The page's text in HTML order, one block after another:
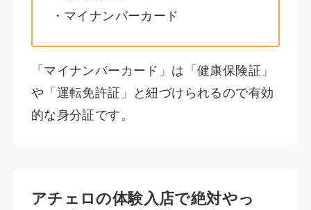
・マイナンバーカード
「マイナンバーカード」は「健康保険証」
や「運転免許証」と紐づけられるので有効
的な身分証です。
アチェロの体験入店で絶対やっ